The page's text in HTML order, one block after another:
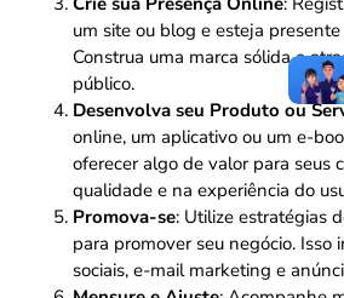
um site ou blog e esteja
Construa uma marca sólida e
público.
Desenvolva seu Produto ou
online, um aplicativo ou um e-
oferecer algo de valor para seus
qualidade e na experiência do
Promova-se: Utilize estratégias
para promover seu negócio. Isso
sociais, e-mail marketing e